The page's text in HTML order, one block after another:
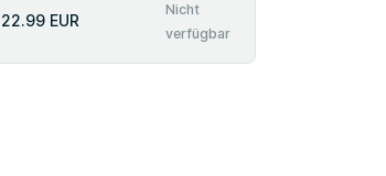
22.99 EUR
Nicht
verfügbar